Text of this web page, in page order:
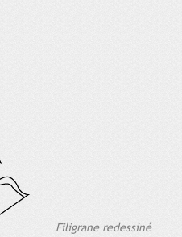
Filigrane redessiné